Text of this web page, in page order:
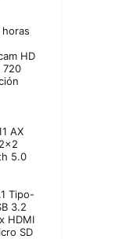
horas
HD
720
AX
5.0
Tipo-
3.2
HDMI
SD